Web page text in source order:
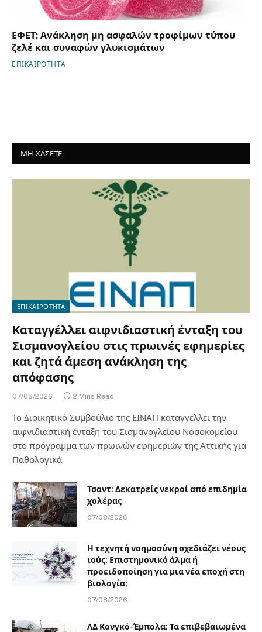
ΕΦΕΤ: Ανάκληση μη ασφαλών τροφίμων τύπου
ζελέ και συναφών γλυκισμάτων
ΕΠΙΚΑΙΡΟΤΗΤΑ
ΜΗ ΧΑΣΕΤΕ
ΕΠΙΚΑΙΡΟΤΗΤΑ
Καταγγέλλει αιφνιδιαστική ένταξη του
Σισμανογλείου στις πρωινές εφημερίες
και ζητά άμεση ανάκληση της
απόφασης
07/08/2026 2 Mins Read
Το Διοικητικό Συμβούλιο της ΕΙΝΑΠ καταγγέλλει την
αιφνιδιαστική ένταξη του Σισμανογλείου Νοσοκομείου
στο πρόγραμμα των πρωινών εφημεριών της Αττικής για
Παθολογικά
Τσαντ: Δεκατρείς νεκροί από επιδημία
χολέρας
07/08/2026
Η τεχνητή νοημοσύνη σχεδιάζει νέους
ιούς: Επιστημονικό άλμα ή
προειδοποίηση για μια νέα εποχή στη
βιολογία;
07/08/2026
ΛΔ Κονγκό-Έμπολα: Τα επιβεβαιωμένα